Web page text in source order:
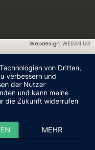
Webdesign:WEBAN UG
von Dritten,
verbessern und
der Nutzer
und kann meine
die Zukunft widerrufen
MEHR